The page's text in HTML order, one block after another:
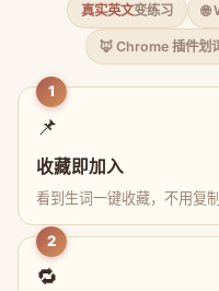
真实英文变练习 🌐
🦊 Chrome 插件划
1
📌
收藏即加入
看到生词一键收藏，不用复
2
🔁